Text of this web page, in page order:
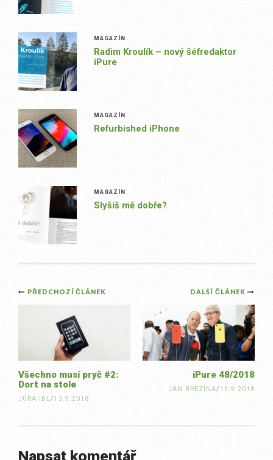
MAGAZÍN
Radim Kroulík – nový šéfredaktor
iPure
MAGAZÍN
Refurbished iPhone
MAGAZÍN
Slyšíš mě dobře?
Post
navigation
DALŠÍ ČLÁNEK
iPure 48/2018
JAN BŘEZINA/ 13.9.2018
PŘEDCHOZÍ ČLÁNEK
Všechno musí pryč #2:
Dort na stole
JURA IBL/13.9.2018
Napsat komentář